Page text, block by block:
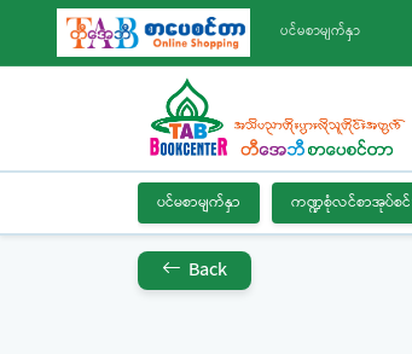
ပင်မစာမျက်နှာ
ပင်မစာမျက်နှာ ကဏ္ဍစုံလင်စာအုပ်စင်
Back